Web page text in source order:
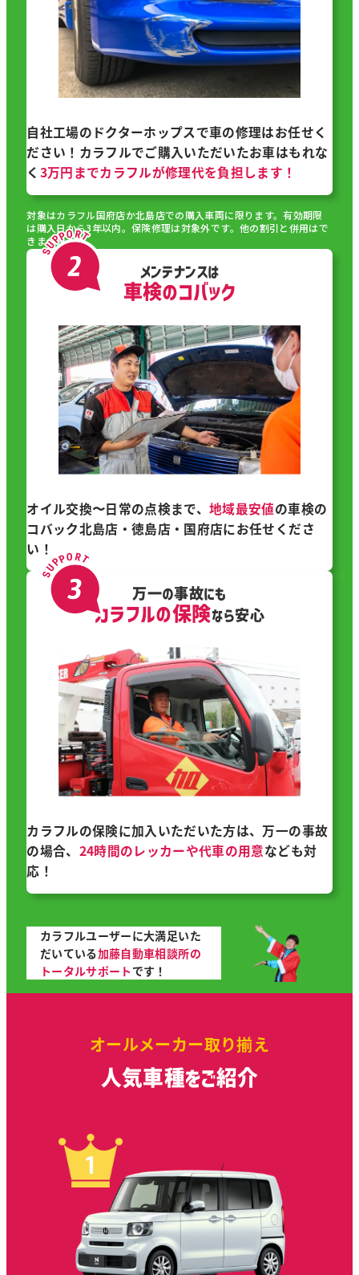
自社工場のドクターホップスで車の修理はお任せく
ださい！カラフルでご購入いただいたお車はもれな
く 3万円までカラフルが修理代を負担します！
対象はカラフル国府店か北島店での購入車両に限ります。有効期限
は購入日から3年以内。保険修理は対象外です。他の割引と併用はで
きません。
メンテナンスは
車検のコバック
オイル交換〜日常の点検まで、地域最安値の車検の
コバック北島店・徳島店・国府店にお任せくださ
い！
万一の事故にも
カラフルの保険なら安心
カラフルの保険に加入いただいた方は、万一の事故
の場合、 24時間のレッカーや代車の用意なども対
応！
カラフルユーザーに大満足いた
だいている加藤自動車相談所の
トータルサポート です！
オールメーカー取り揃え
人気車種をご紹介